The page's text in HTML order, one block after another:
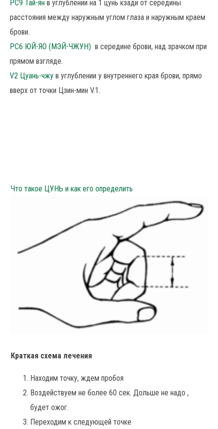
PC9 Тай-ян в углублении на 1 цунь кзади от середины
расстояния между наружным углом глаза и наружным краем
брови.
РС6 ЮЙ-ЯО (МЭЙ-ЧЖУН) в середине брови, над зрачком при
прямом взгляде.
V2 Цуань-чжу в углублении у внутреннего края брови, прямо
вверх от точки Цзин-мин V.1.
Что такое ЦУНЬ и как его определить
Краткая схема лечения
Находим точку, ждем пробоя
Воздействуем не более 60 сек. Дольше не надо ,
будет ожог.
Переходим к следующей точке